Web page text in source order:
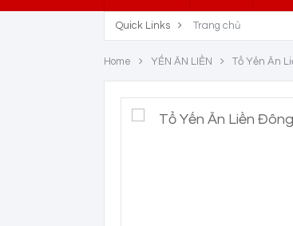
Quick Links Trang chủ
Home YẾN ĂN LIỀN Tổ Yến Ăn